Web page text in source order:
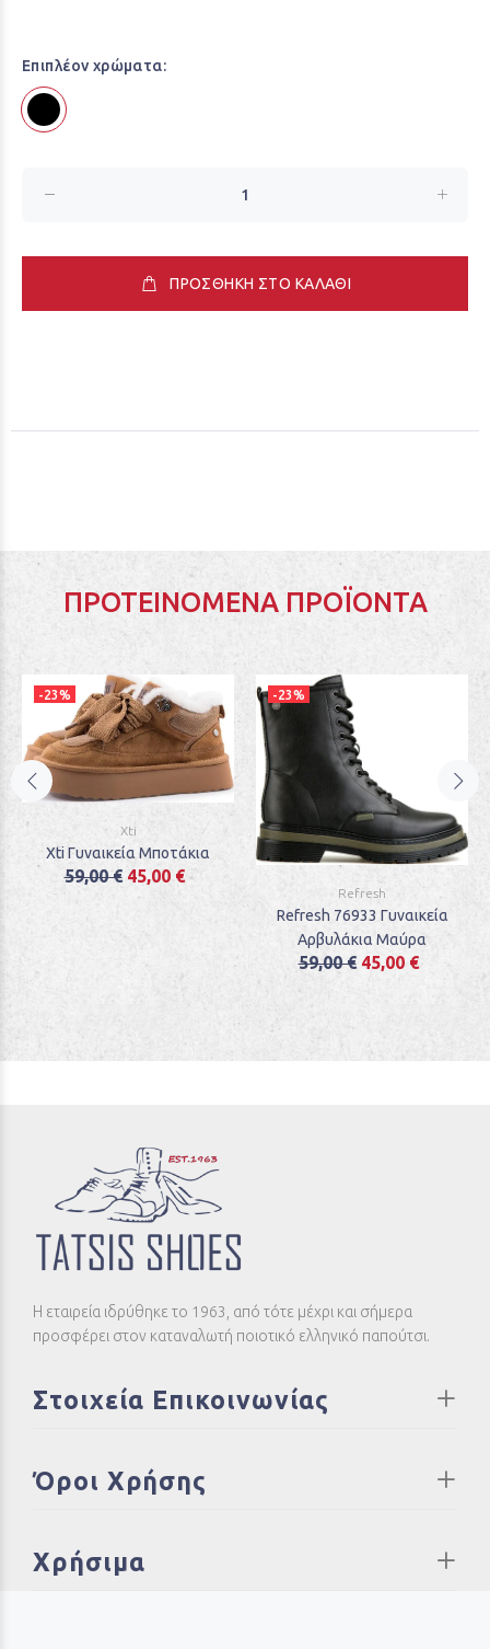
Επιπλέον χρώματα:
ΠΡΟΣΘΗΚΗ ΣΤΟ ΚΑΛΑΘΙ
ΠΡΟΤΕΙΝΌΜΕΝΑ ΠΡΟΪΌΝΤΑ
-23%
Xti
Xti Γυναικεία Μποτάκια
59,00 € 45,00 €
-23%
Refresh
Refresh 76933 Γυναικεία
Αρβυλάκια Μαύρα
59,00 € 45,00 €
Η εταιρεία ιδρύθηκε το 1963, από τότε μέχρι και σήμερα
προσφέρει στον καταναλωτή ποιοτικό ελληνικό παπούτσι.
Στοιχεία Επικοινωνίας
Όροι Χρήσης
Χρήσιμα